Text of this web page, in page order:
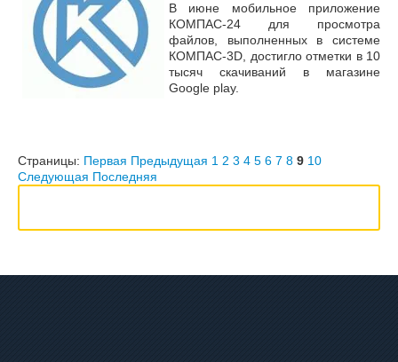
В июне мобильное приложение
КОМПАС-24 для просмотра
файлов, выполненных в системе
КОМПАС-3D, достигло отметки в 10
тысяч скачиваний в магазине
Google play.
Страницы: Первая Предыдущая 1 2 3 4 5 6 7 8 9 10
Следующая Последняя